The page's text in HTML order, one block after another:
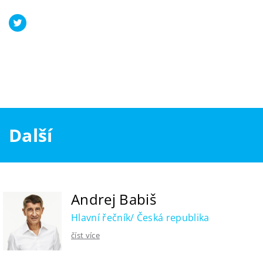
Další
Andrej Babiš
Hlavní řečník/ Česká republika
číst více